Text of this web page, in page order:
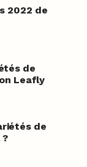
2022 de
de
Leafly
de
?